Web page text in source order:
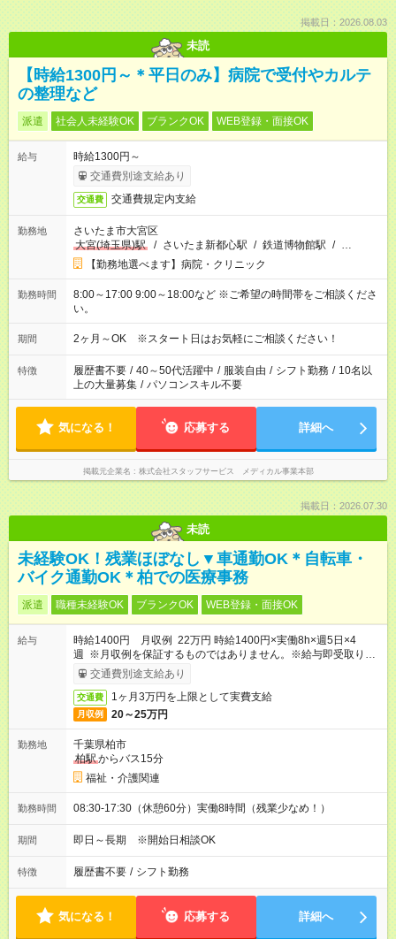
掲載日：2026.08.03
未読
【時給1300円～＊平日のみ】病院で受付やカルテ
の整理など
派遣 社会人未経験OK ブランクOK WEB登録・面接OK
給与
時給1300円～
交通費別途支給あり
交通費 交通費規定内支給
勤務地
さいたま市大宮区
大宮(埼玉県)駅
/ さいたま新都心駅 / 鉄道博物館駅 / …
【勤務地選べます】病院・クリニック
勤務時間
8:00～17:00 9:00～18:00など ※ご希望の時間帯をご相談くださ
い。
期間 2ヶ月～OK ※スタート日はお気軽にご相談ください！
特徴 履歴書不要 / 40～50代活躍中 / 服装自由 / シフト勤務 / 10名以
上の大量募集 / パソコンスキル不要
気になる！ 応募する 詳細へ
掲載元企業名 株式会社スタッフサービス メディカル事業本部
掲載日：2026.07.30
未読
未経験OK！残業ほぼなし▼車通勤OK＊自転車・
バイク通勤OK＊柏での医療事務
派遣 職種未経験OK ブランクOK WEB登録・面接OK
給与
時給1400円 月収例 22万円 時給1400円×実働8h×週5日×4
週 ※月収例を保証するものではありません。※給与即受取りサ
ービス利用可（利用条件有）
交通費別途支給あり
交通費 1ヶ月3万円を上限として実費支給
月収例 20～25万円
勤務地
千葉県柏市
柏駅からバス15分
福祉・介護関連
勤務時間 08:30-17:30（休憩60分）実働8時間（残業少なめ！）
期間 即日～長期 ※開始日相談OK
特徴 履歴書不要 / シフト勤務
気になる！ 応募する 詳細へ